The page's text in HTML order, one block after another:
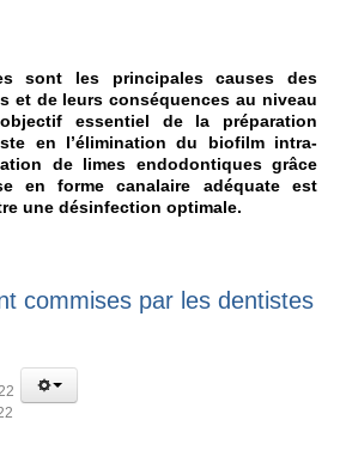
sont les principales causes des
et de leurs conséquences au niveau
essentiel de la préparation
en l’élimination du biofilm intra-
de limes endodontiques grâce
en forme canalaire adéquate est
une désinfection optimale.
commises par les dentistes